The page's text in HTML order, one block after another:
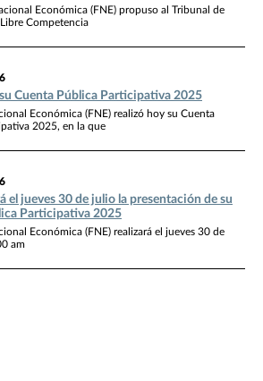
Económica (FNE) propuso al Tribunal de
Competencia
su Cuenta Pública Participativa 2025
Económica (FNE) realizó hoy su Cuenta
2025, en la que
el jueves 30 de julio la presentación de su
Participativa 2025
Económica (FNE) realizará el jueves 30 de
am